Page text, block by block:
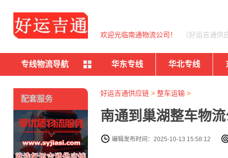
欢迎光临南通物流公司！ （好运吉通供
专线物流导航 华东专线 华北专线
好运吉通供应链> 整车运输>
南通到巢湖整车物
编辑发布时间：2025-10-13 15:58:12
配套服务